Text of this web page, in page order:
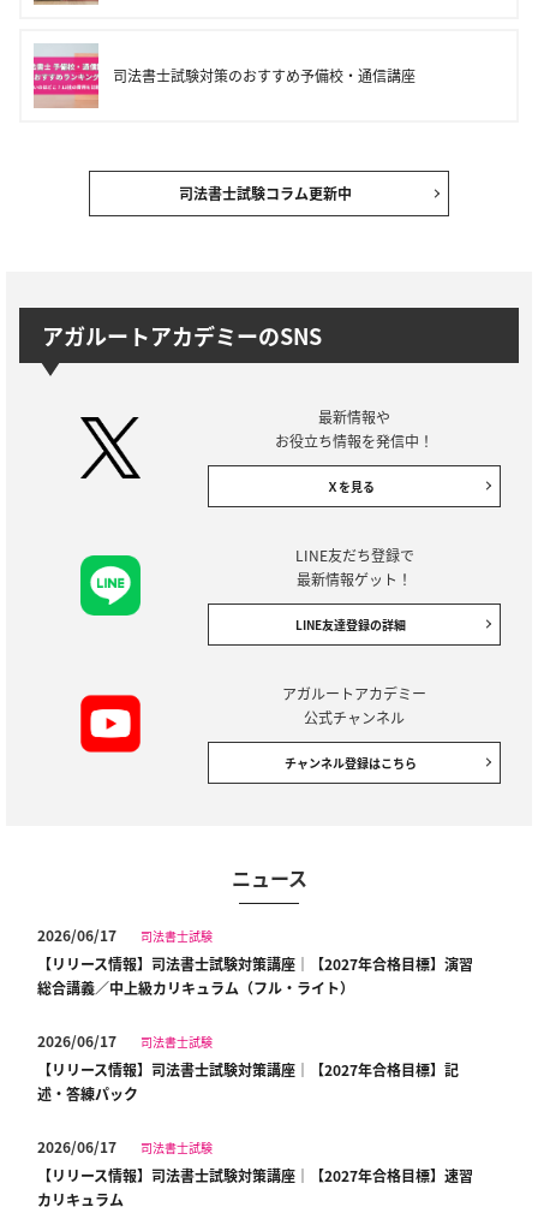
司法書士試験対策のおすすめ予備校・通信講座
司法書士試験コラム更新中
アガルートアカデミーのSNS
最新情報や
お役立ち情報を発信中！
Ｘを見る
LINE友だち登録で
最新情報ゲット！
LINE友達登録の詳細
アガルートアカデミー
公式チャンネル
チャンネル登録はこちら
ニュース
2026/06/17 司法書士試験
【リリース情報】司法書士試験対策講座｜【2027年合格目標】演習
総合講義／中上級カリキュラム（フル・ライト）
2026/06/17 司法書士試験
【リリース情報】司法書士試験対策講座｜【2027年合格目標】記
述・答練パック
2026/06/17 司法書士試験
【リリース情報】司法書士試験対策講座｜【2027年合格目標】速習
カリキュラム